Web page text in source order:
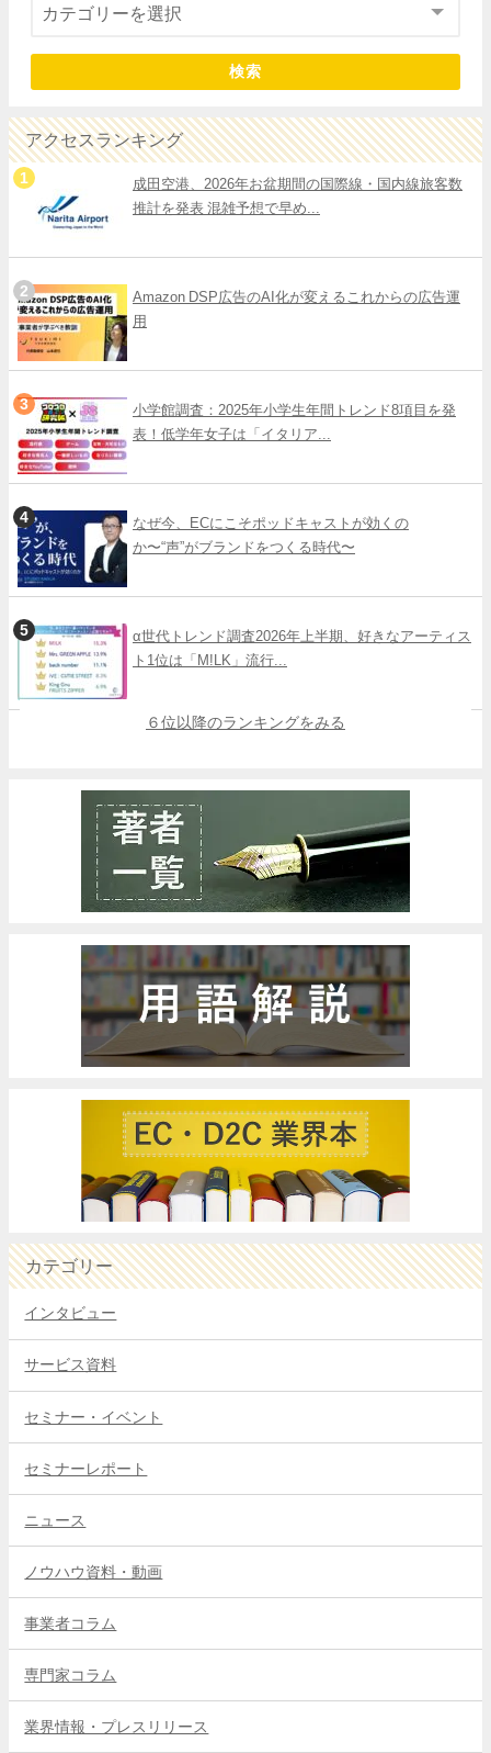
検索
アクセスランキング
成田空港、2026年お盆期間の国際線・国内線旅客数
推計を発表 混雑予想で早め...
Amazon DSP広告のAI化が変えるこれからの広告運
用
小学館調査：2025年小学生年間トレンド8項目を発
表！低学年女子は「イタリア...
なぜ今、ECにこそポッドキャストが効くの
か〜“声”がブランドをつくる時代〜
α世代トレンド調査2026年上半期、好きなアーティス
ト1位は「M!LK」流行...
６位以降のランキングをみる
カテゴリー
インタビュー
サービス資料
セミナー・イベント
セミナーレポート
ニュース
ノウハウ資料・動画
事業者コラム
専門家コラム
業界情報・プレスリリース